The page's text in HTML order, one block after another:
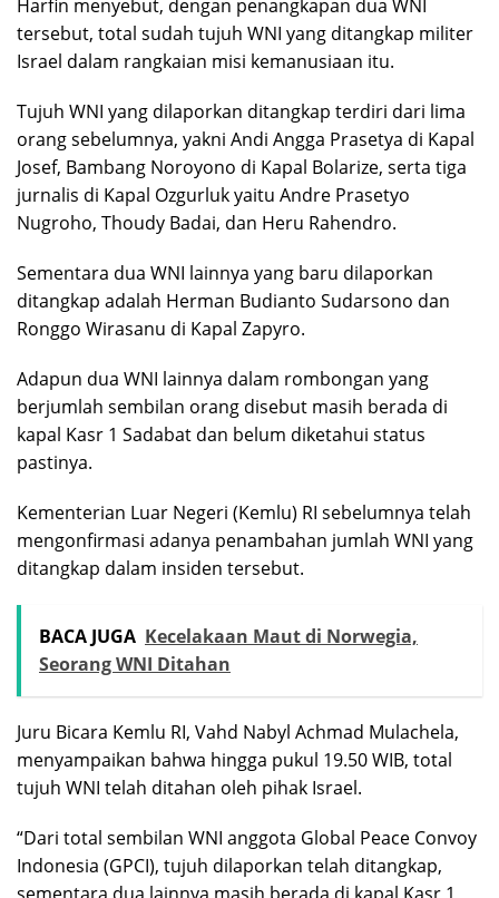
Harfin menyebut, dengan penangkapan dua WNI
tersebut, total sudah tujuh WNI yang ditangkap militer
Israel dalam rangkaian misi kemanusiaan itu.
Tujuh WNI yang dilaporkan ditangkap terdiri dari lima
orang sebelumnya, yakni Andi Angga Prasetya di Kapal
Josef, Bambang Noroyono di Kapal Bolarize, serta tiga
jurnalis di Kapal Ozgurluk yaitu Andre Prasetyo
Nugroho, Thoudy Badai, dan Heru Rahendro.
Sementara dua WNI lainnya yang baru dilaporkan
ditangkap adalah Herman Budianto Sudarsono dan
Ronggo Wirasanu di Kapal Zapyro.
Adapun dua WNI lainnya dalam rombongan yang
berjumlah sembilan orang disebut masih berada di
kapal Kasr 1 Sadabat dan belum diketahui status
pastinya.
Kementerian Luar Negeri (Kemlu) RI sebelumnya telah
mengonfirmasi adanya penambahan jumlah WNI yang
ditangkap dalam insiden tersebut.
BACA JUGA Kecelakaan Maut di Norwegia,
Seorang WNI Ditahan
Juru Bicara Kemlu RI, Vahd Nabyl Achmad Mulachela,
menyampaikan bahwa hingga pukul 19.50 WIB, total
tujuh WNI telah ditahan oleh pihak Israel.
“Dari total sembilan WNI anggota Global Peace Convoy
Indonesia (GPCI), tujuh dilaporkan telah ditangkap,